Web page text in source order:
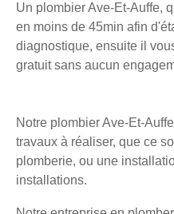
Un plombier Ave-Et-Auffe,
en moins de 45min afin
diagnostique, ensuite il
gratuit sans aucun
Notre plombier Ave-Et-
travaux à réaliser, que ce
plomberie, ou une
installations.